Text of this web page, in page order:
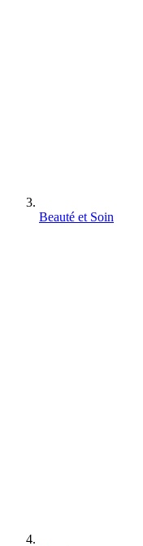
Beauté et Soin